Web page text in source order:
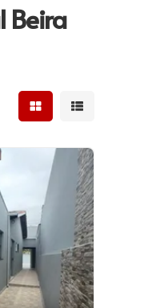
Beira
Mostrar resultados
Mostrar